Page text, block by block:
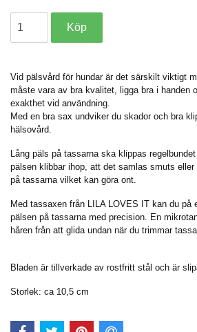
Vid pälsvård för hundar är det särskilt viktigt
måste vara av bra kvalitet, ligga bra i handen
exakthet vid användning.
Med en bra sax undviker du skador och bra
hälsovård.
Lång päls på tassarna ska klippas
pälsen klibbar ihop, att det samlas smuts
på tassarna vilket kan göra ont.
Med tassaxen från LILA LOVES IT kan du på
pälsen på tassarna med precision. En
håren från att glida undan när du trimmar
Bladen är tillverkade av rostfritt stål och är
Storlek: ca 10,5 cm